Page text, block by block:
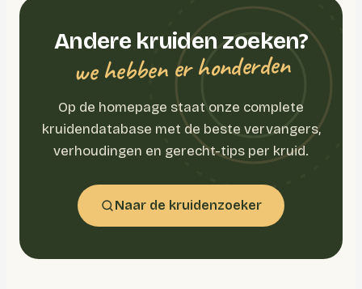
Andere kruiden zoeken?
we hebben er honderden
Op de homepage staat onze complete
kruidendatabase met de beste vervangers,
verhoudingen en gerecht-tips per kruid.
Naar de kruidenzoeker